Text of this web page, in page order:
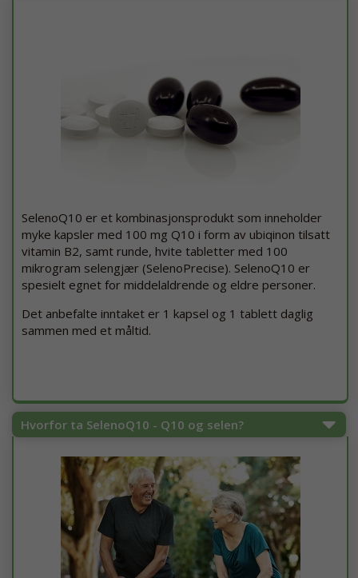
SelenoQ10 er et kombinasjonsprodukt som inneholder
myke kapsler med 100 mg Q10 i form av ubiqinon tilsatt
vitamin B2, samt runde, hvite tabletter med 100
mikrogram selengjær (SelenoPrecise). SelenoQ10 er
spesielt egnet for middelaldrende og eldre personer.
Det anbefalte inntaket er 1 kapsel og 1 tablett daglig
sammen med et måltid.
Hvorfor ta SelenoQ10 - Q10 og selen?